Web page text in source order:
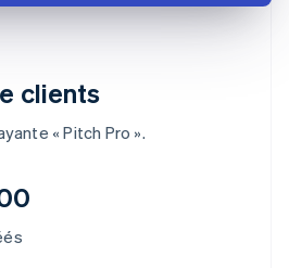
clients
« Pitch Pro ».